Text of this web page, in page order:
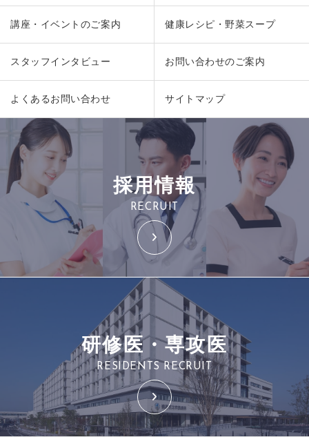
講座・イベントのご案内 健康レシピ・野菜スープ
スタッフインタビュー お問い合わせのご案内
よくあるお問い合わせ サイトマップ
採用情報
RECRUIT
研修医・専攻医
RESIDENTS RECRUIT